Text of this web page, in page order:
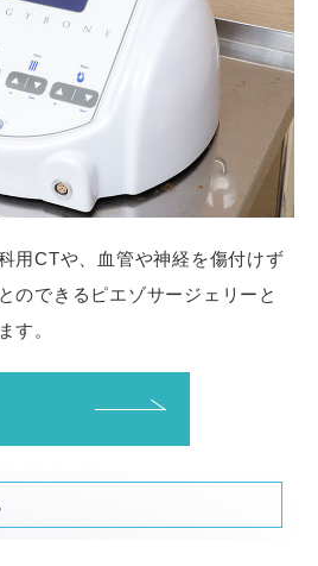
用CTや、血管や神経を傷付けず
のできるピエゾサージェリーと
す。